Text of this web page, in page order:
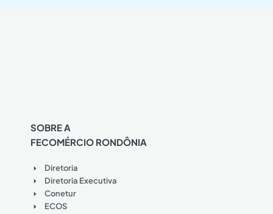
SOBRE A
FECOMÉRCIO RONDÔNIA
Diretoria
Diretoria Executiva
Conetur
ECOS